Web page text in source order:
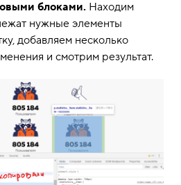
блоками. Находим
нужные элементы
добавляем несколько
и смотрим результат.